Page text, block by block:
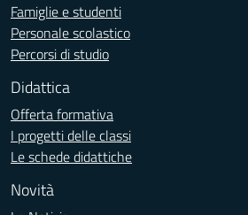
Famiglie e studenti
Personale scolastico
Percorsi di studio
Didattica
Offerta formativa
I progetti delle classi
Le schede didattiche
Novità